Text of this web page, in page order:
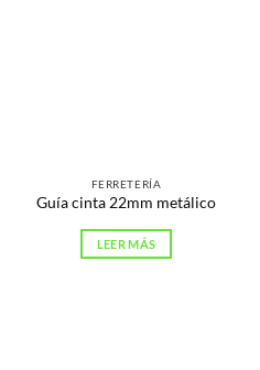
FERRETERÍA
Guía cinta 22mm metálico
LEER MÁS